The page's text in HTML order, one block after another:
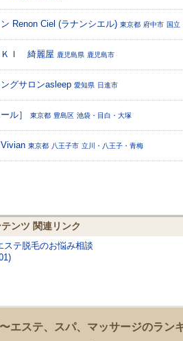
Renon Ciel (ラナンシエル) 東京都 府中市 国立
ＫＩ 綺麗屋 鹿児島県 鹿児島市
グサロンasleep 愛知県 日進市
ル］ 東京都 豊島区 池袋・目白・大塚
東京都 八王子市 立川・八王子・青梅
ンツ 関連リンク
ステ脱毛のお悩み相談
エステ、スパ、マッサージのラン